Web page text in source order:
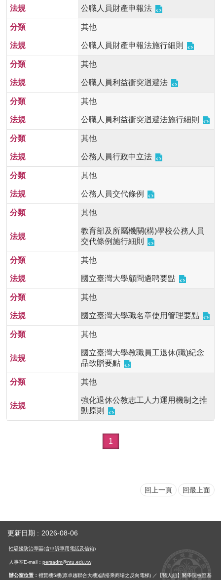
查
詢
項
相
網
站
臺
大
首
頁
myNTU
English
公職人員財產申報法
其他
公職人員財產申報法施行細則
其他
公職人員利益衝突迴避法
其他
公職人員利益衝突迴避法施行細則
其他
公務人員行政中立法
其他
公務人員交代條例
其他
教育部及所屬機關(構)學校公務人員
交代條例施行細則
其他
國立臺灣大學顧問遴聘要點
其他
國立臺灣大學職名章使用管理要點
其他
國立臺灣大學教職員工退休(職)紀念
品致贈要點
其他
強化退休公教志工人力運用機制之推
動原則
1
回上一頁 回最上面
更新日期 2026-08-06
性騷擾防治專區(含申訴專用電話及信箱)
人事室E-mail： persadm@ntu.edu.tw
辦公室位置： 禮賢樓5樓(原卓越聯合大樓)(請搭乘商場之反向電梯) ／【醫人組】醫學院校區基